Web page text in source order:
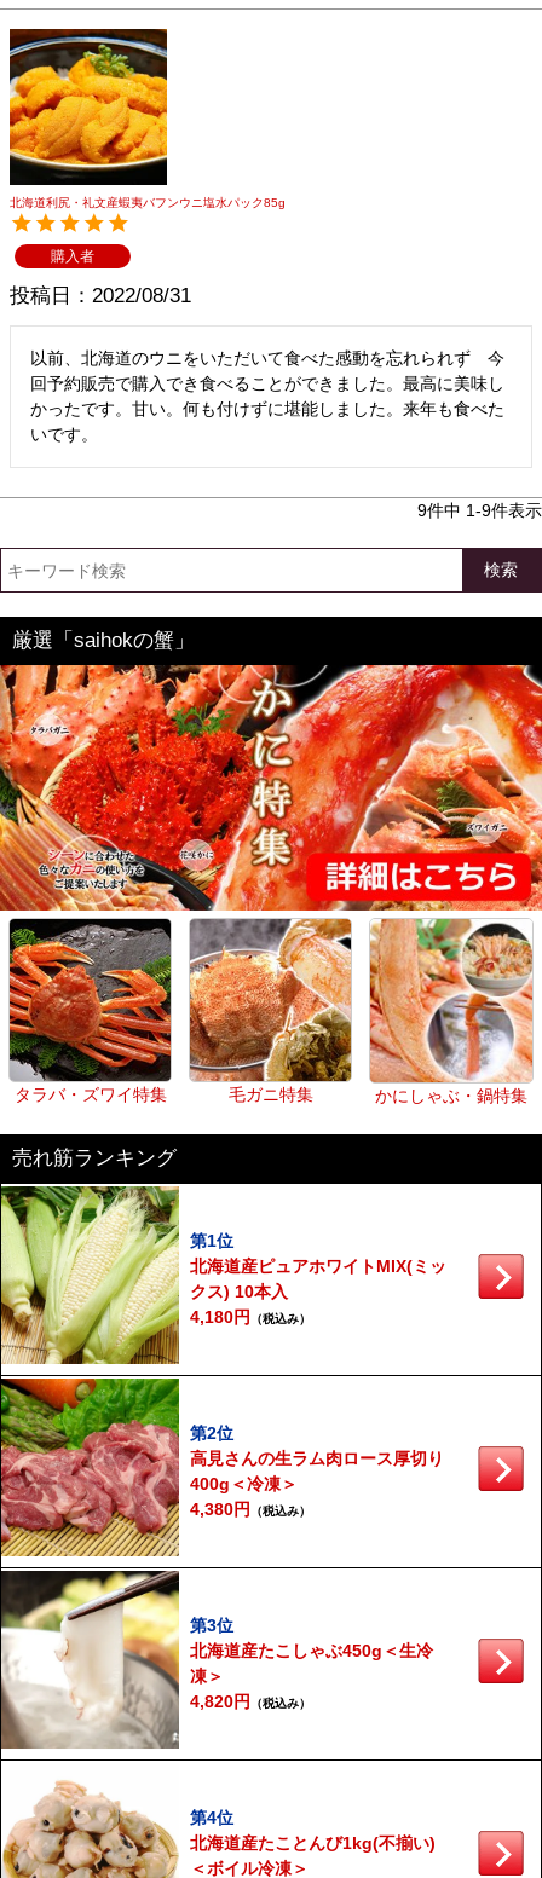
北海道利尻・礼文産蝦夷バフンウニ塩水パック85g
購入者
投稿日 2022/08/31
以前、北海道のウニをいただいて食べた感動を忘れられず　今
回予約販売で購入でき食べることができました。最高に美味し
かったです。甘い。何も付けずに堪能しました。来年も食べた
いです。
9件中 1-9件表示
検索
厳選「saihokの蟹」
タラバ・ズワイ特集 毛ガニ特集 かにしゃぶ・鍋特集
売れ筋ランキング
第1位
北海道産ピュアホワイトMIX(ミッ
クス) 10本入
4,180円
（税込み）
第2位
高見さんの生ラム肉ロース厚切り
400g＜冷凍＞
4,380円
（税込み）
第3位
北海道産たこしゃぶ450g＜生冷
凍＞
4,820円
（税込み）
第4位
北海道産たことんび1kg(不揃い)
＜ボイル冷凍＞